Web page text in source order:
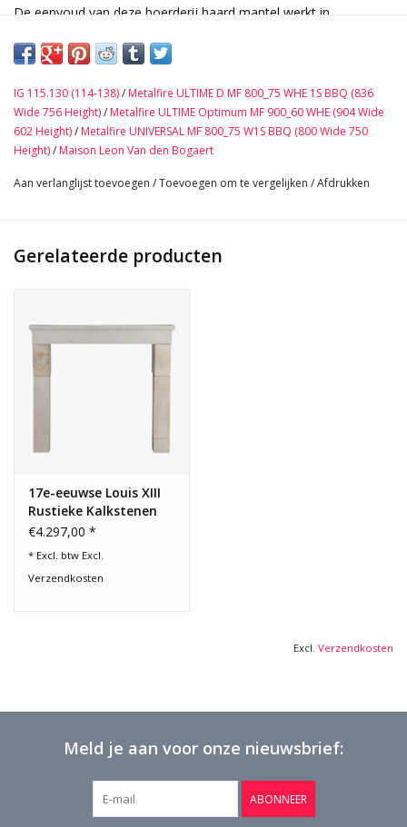
De eenvoud van deze boerderij haard mantel werkt in
Afmetingen:
125 cm Buitenbreedte+ 49,21 Inch
163 cm Buitenhoogte 64,17 Inch
145 cm Binnenbreedte 57,09 Inch
30 cm Diepte Tablet 11,81 Inch
750 Kg
IG 115.130 (114-138)/ Metalfire ULTIME D MF 800_75 WHE 1S BBQ (836
Wide 756 Height)/ Metalfire ULTIME Optimum MF 900_60 WHE (904 Wide
602 Height)/ Metalfire UNIVERSAL MF 800_75 W1S BBQ (800 Wide 750
Height)/ Maison Leon Van den Bogaert
Aan verlanglijst toevoegen /Toevoegen om te vergelijken /Afdrukken
Gerelateerde producten
17e-eeuwse Louis XIII
Rustieke Kalkstenen
Schouwomlijsting
€4.297,00 *
* Excl. btw Excl.
Verzendkosten
Excl. Verzendkosten
Meld je aan voor onze nieuwsbrief:
ABONNEER